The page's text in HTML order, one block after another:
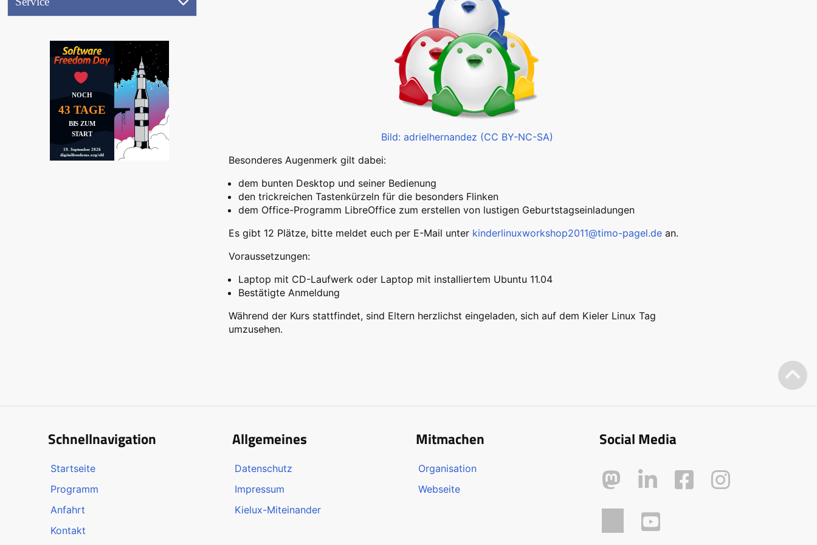
(17.9.2026)
Aktionen
Peertube)
Referentenbereich
NOCH
43 TAGE
BIS ZUM
START
19. September 2026
digitalfreedoms.org/sfd
Bild: adrielhernandez (CC BY-NC-SA)
Besonderes Augenmerk gilt dabei:
dem bunten Desktop und seiner Bedienung
den trickreichen Tastenkürzeln für die besonders Flinken
dem Office-Programm LibreOffice zum erstellen von lustigen Geburtstagseinladungen
Es gibt 12 Plätze, bitte meldet euch per E-Mail unter kinderlinuxworkshop2011@timo-pagel.de an.
Voraussetzungen:
Laptop mit CD-Laufwerk oder Laptop mit installiertem Ubuntu 11.04
Bestätigte Anmeldung
Während der Kurs stattfindet, sind Eltern herzlichst eingeladen, sich auf dem Kieler Linux Tag
umzusehen.
Schnellnavigation
Startseite
Programm
Anfahrt
Kontakt
Allgemeines
Datenschutz
Impressum
Kielux-Miteinander
Mitmachen
Organisation
Webseite
Social Media